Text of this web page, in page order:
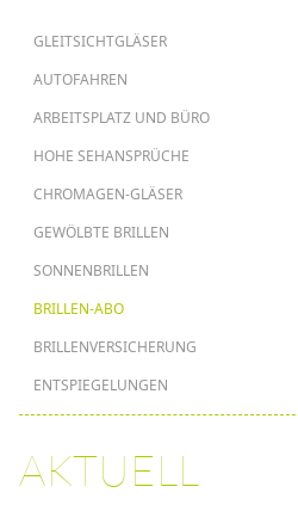
GLEITSICHTGLÄSER
AUTOFAHREN
ARBEITSPLATZ UND BÜRO
HOHE SEHANSPRÜCHE
CHROMAGEN-GLÄSER
GEWÖLBTE BRILLEN
SONNENBRILLEN
BRILLEN-ABO
BRILLENVERSICHERUNG
ENTSPIEGELUNGEN
AKTUELL